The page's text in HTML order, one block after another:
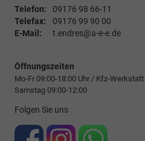
Telefon:
09176 98 66-11
Telefax:
09176 99 90 00
E-Mail:
t.endres@a-e-e.de
Öffnungszeiten
Mo-Fr 09:00-18:00 Uhr / Kfz-
Samstag 09:00-12:00
Folgen Sie uns